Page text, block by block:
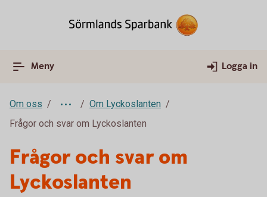
Meny Logga in
Om oss
Om Lyckoslanten
Frågor och svar om Lyckoslanten
Frågor och svar om
Lyckoslanten